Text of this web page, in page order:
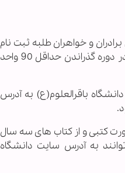
از میان برادران و خواهران طلبه ثبت نام
می کند. شرط پذیرش برادران در این دوره گذراندن پایه ششم حوزه و شرط پذیرش خواهران در دوره گذراندن حداقل 90 واحد
باید به دانشگاه باقرالعلوم(ع) به آدرس
باید در آزمونی که در تاریخ 27 شهریورماه به صورت کتبی و از کتاب های سه سال
به آدرس سایت دانشگاه